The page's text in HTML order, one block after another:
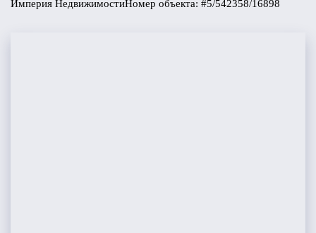
Империя НедвижимостиНомер объекта: #5/542358/16898